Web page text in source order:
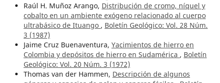
Raúl H. Muñoz Arango, Distribución de cromo, níquel y
cobalto en un ambiente exógeno relacionado al cuerpo
ultrabásico de Ituango , Boletín Geológico: Vol. 28 Núm.
3 (1987)
Jaime Cruz Buenaventura, Yacimientos de hierro en
Colombia y depósitos de hierro en Sudamérica , Boletín
Geológico: Vol. 20 Núm. 3 (1972)
Thomas van der Hammen, Descripción de algunos